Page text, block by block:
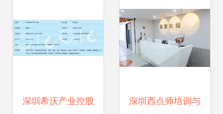
新篇
深圳希沃产业控股 深圳西点师培训与